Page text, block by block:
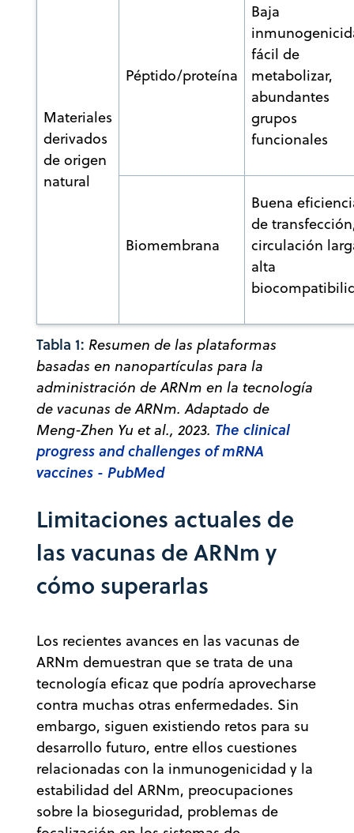
Materiales
derivados
de origen
natural
Péptido/proteína
Baja
fácil de
metabolizar,
abundantes
grupos
funcionales
Biomembrana
Buena
de
circulación
alta
Tabla 1: Resumen de las plataformas
basadas en nanopartículas para la
administración de ARNm en la tecnología
de vacunas de ARNm. Adaptado de
Meng-Zhen Yu et al., 2023. The clinical
progress and challenges of mRNA
vaccines - PubMed
Limitaciones actuales de
las vacunas de ARNm y
cómo superarlas
Los recientes avances en las vacunas de
ARNm demuestran que se trata de una
tecnología eficaz que podría aprovecharse
contra muchas otras enfermedades. Sin
embargo, siguen existiendo retos para su
desarrollo futuro, entre ellos cuestiones
relacionadas con la inmunogenicidad y la
estabilidad del ARNm, preocupaciones
sobre la bioseguridad, problemas de